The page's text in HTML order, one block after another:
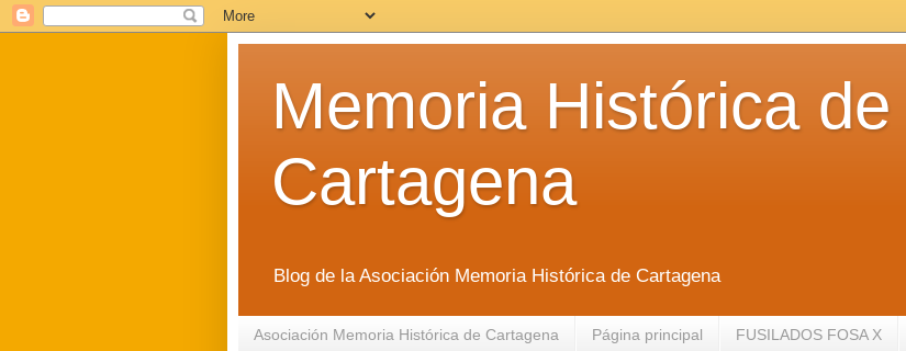
Memoria Histórica de
Cartagena
Blog de la Asociación Memoria Histórica de Cartagena
Asociación Memoria Histórica de Cartagena Página principal FUSILADOS FOSA X